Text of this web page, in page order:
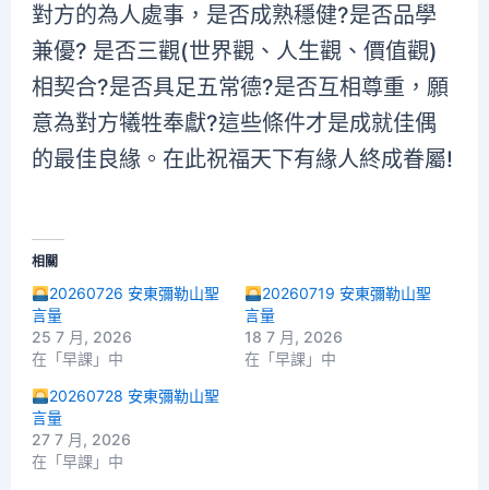
對方的為人處事，是否成熟穩健?是否品學
兼優? 是否三觀(世界觀、人生觀、價值觀)
相契合?是否具足五常德?是否互相尊重，願
意為對方犧牲奉獻?這些條件才是成就佳偶
的最佳良緣。在此祝福天下有緣人終成眷屬!
相關
20260726 安東彌勒山聖
言量
25 7 月, 2026
在「早課」中
20260719 安東彌勒山聖
言量
18 7 月, 2026
在「早課」中
20260728 安東彌勒山聖
言量
27 7 月, 2026
在「早課」中